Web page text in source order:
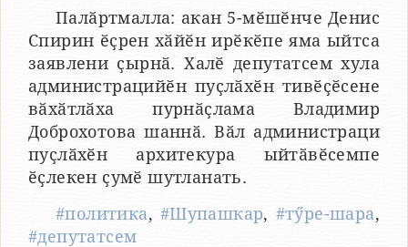
Палӑртмалла: акан 5-мӗшӗнче Денис
Спирин ӗҫрен хӑйӗн ирӗкӗпе яма ыйтса
заявлени ҫырнӑ. Халӗ депутатсем хула
администрацийӗн пуҫлӑхӗн тивӗҫӗсене
вӑхӑтлӑха пурнӑҫлама Владимир
Доброхотова шаннӑ. Вӑл администраци
пуҫлӑхӗн архитекура ыйтӑвӗсемпе
ӗҫлекен ҫумӗ шутланать.
#политика, #Шупашкар, #тӳре-шара,
#депутатсем